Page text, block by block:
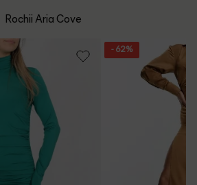
+40 (771) 404 643
Rochii Aria Cove
- 62%